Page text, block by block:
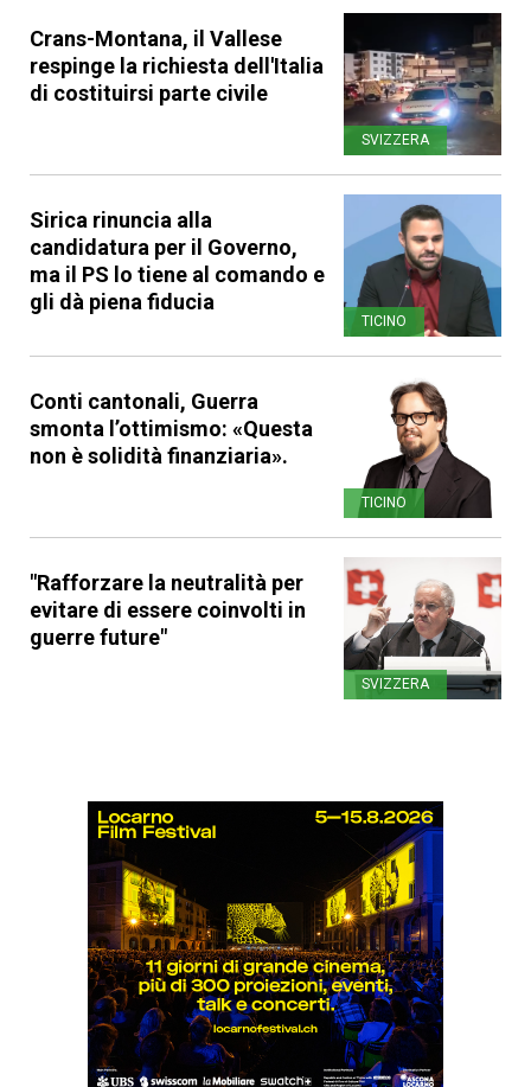
Crans-Montana, il Vallese
respinge la richiesta dell'Italia
di costituirsi parte civile
SVIZZERA
Sirica rinuncia alla
candidatura per il Governo,
ma il PS lo tiene al comando e
gli dà piena fiducia
TICINO
Conti cantonali, Guerra
smonta l’ottimismo: «Questa
non è solidità finanziaria».
TICINO
"Rafforzare la neutralità per
evitare di essere coinvolti in
guerre future"
SVIZZERA